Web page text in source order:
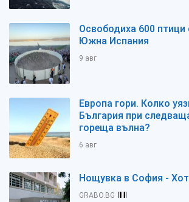
Освободиха 600
Южна Испания
9 авг
Европа гори. Колко
България при
гореща вълна?
6 авг
Нощувка в София -
GRABO.BG